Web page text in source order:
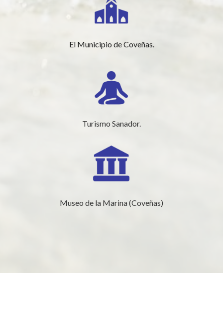
El Municipio de Coveñas.
Turismo Sanador.
Museo de la Marina (Coveñas)